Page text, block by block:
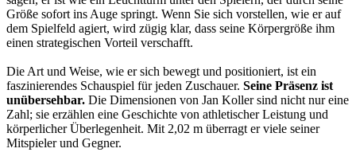
Größe sofort ins Auge springt. Wenn Sie sich vorstellen, wie er auf
dem Spielfeld agiert, wird zügig klar, dass seine Körpergröße ihm
einen strategischen Vorteil verschafft.
Die Art und Weise, wie er sich bewegt und positioniert, ist ein
faszinierendes Schauspiel für jeden Zuschauer. Seine Präsenz ist
unübersehbar. Die Dimensionen von Jan Koller sind nicht nur eine
Zahl; sie erzählen eine Geschichte von athletischer Leistung und
körperlicher Überlegenheit. Mit 2,02 m überragt er viele seiner
Mitspieler und Gegner.